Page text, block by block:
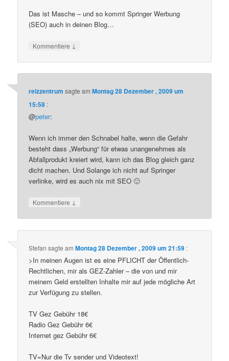
Das ist Masche – und so kommt Springer Werbung
(SEO) auch in deinen Blog…
Kommentiere ↓
reizzentrum sagte amMontag 28 Dezember , 2009 um
15:58 :
@peter:
Wenn ich immer den Schnabel halte, wenn die Gefahr
besteht dass „Werbung“ für etwas unangenehmes als
Abfallprodukt kreiert wird, kann ich das Blog gleich ganz
dicht machen. Und Solange ich nicht auf Springer
verlinke, wird es auch nix mit SEO 🙂
Kommentiere ↓
Stefan sagte amMontag 28 Dezember , 2009 um 21:59 :
>In meinen Augen ist es eine PFLICHT der Öffentlich-
Rechtlichen, mir als GEZ-Zahler – die von und mir
meinem Geld erstellten Inhalte mir auf jede mögliche Art
zur Verfügung zu stellen.
TV Gez Gebühr 18€
Radio Gez Gebühr 6€
Internet gez Gebühr 6€
TV=Nur die Tv sender und Videotext!